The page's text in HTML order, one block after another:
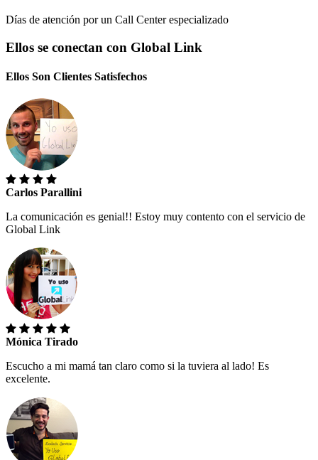
Días de atención por un Call Center especializado
Ellos se conectan con Global Link
Ellos Son Clientes Satisfechos
Carlos Parallini
La comunicación es genial!! Estoy muy contento con el servicio de
Global Link
Mónica Tirado
Escucho a mi mamá tan claro como si la tuviera al lado! Es
excelente.